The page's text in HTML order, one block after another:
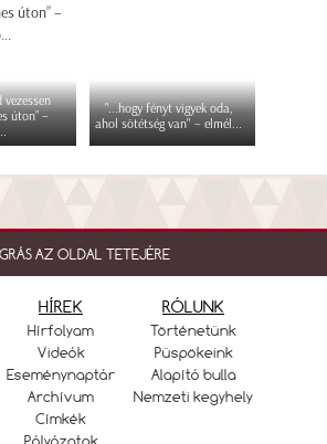
vezessen
úton” –
"...hogy fényt vigyek oda,
ahol sötétség van" – elmél...
AZ OLDAL TETEJÉRE
HÍREK
Hírfolyam
Videók
Eseménynaptár
Archívum
Címkék
RÓLUNK
Történetünk
Püspökeink
Alapító bulla
Nemzeti kegyhely